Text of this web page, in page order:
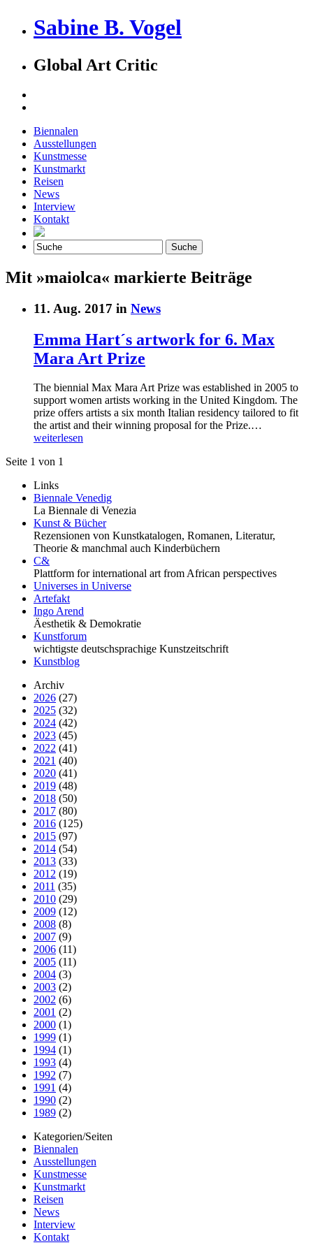
Sabine B. Vogel
Global Art Critic
Biennalen
Ausstellungen
Kunstmesse
Kunstmarkt
Reisen
News
Interview
Kontakt
Mit »maiolca« markierte Beiträge
11. Aug. 2017 in News
Emma Hart´s artwork for 6. Max
Mara Art Prize
The biennial Max Mara Art Prize was established in 2005 to
support women artists working in the United Kingdom. The
prize offers artists a six month Italian residency tailored to fit
the artist and their winning proposal for the Prize.…
weiterlesen
Seite 1 von 1
Links
Biennale Venedig
La Biennale di Venezia
Kunst & Bücher
Rezensionen von Kunstkatalogen, Romanen, Literatur,
Theorie & manchmal auch Kinderbüchern
C&
Plattform for international art from African perspectives
Universes in Universe
Artefakt
Ingo Arend
Äesthetik & Demokratie
Kunstforum
wichtigste deutschsprachige Kunstzeitschrift
Kunstblog
Archiv
2026 (27)
2025 (32)
2024 (42)
2023 (45)
2022 (41)
2021 (40)
2020 (41)
2019 (48)
2018 (50)
2017 (80)
2016 (125)
2015 (97)
2014 (54)
2013 (33)
2012 (19)
2011 (35)
2010 (29)
2009 (12)
2008 (8)
2007 (9)
2006 (11)
2005 (11)
2004 (3)
2003 (2)
2002 (6)
2001 (2)
2000 (1)
1999 (1)
1994 (1)
1993 (4)
1992 (7)
1991 (4)
1990 (2)
1989 (2)
Kategorien/Seiten
Biennalen
Ausstellungen
Kunstmesse
Kunstmarkt
Reisen
News
Interview
Kontakt